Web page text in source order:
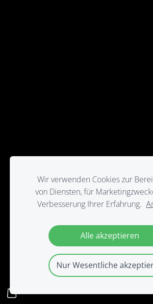
Wir verwenden Cookies zur
von Diensten, für
Verbesserung Ihrer Erfahrung.
Alle akzeptieren
Nur Wesentliche